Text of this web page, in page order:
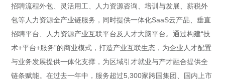
招聘流程外包、灵活用工、人力资源咨询、培训与发展、薪税外
包等人力资源全产业链服务，同时提供一体化SaaS云产品、垂直
招聘平台、人力资源产业互联平台及人才大脑平台。通过构建“技
术+平台+服务”的商业模式，打造产业互联生态，为企业人才配置
与业务发展提供一体化支撑，为区域引才就业与产才融合提供全
链条赋能。在过去一年中，服务超过5,300家跨国集团、国内上市